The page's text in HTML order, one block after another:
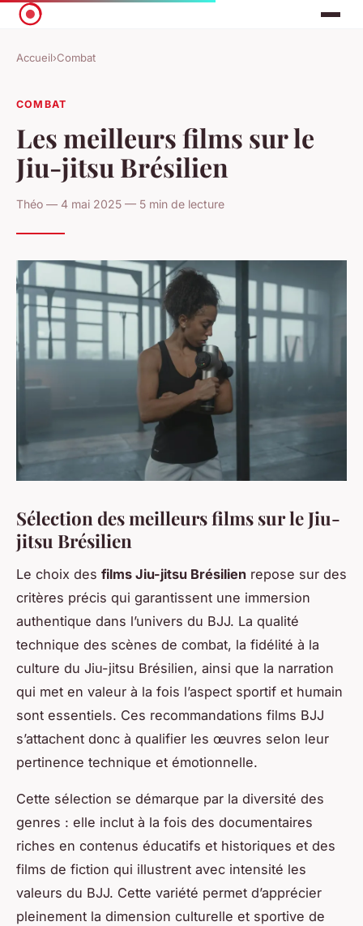
Accueil›Combat
COMBAT
Les meilleurs films sur le
Jiu-jitsu Brésilien
Théo — 4 mai 2025 — 5 min de lecture
Sélection des meilleurs films sur le Jiu-
jitsu Brésilien
Le choix des films Jiu-jitsu Brésilien repose sur des
critères précis qui garantissent une immersion
authentique dans l’univers du BJJ. La qualité
technique des scènes de combat, la fidélité à la
culture du Jiu-jitsu Brésilien, ainsi que la narration
qui met en valeur à la fois l’aspect sportif et humain
sont essentiels. Ces recommandations films BJJ
s’attachent donc à qualifier les œuvres selon leur
pertinence technique et émotionnelle.
Cette sélection se démarque par la diversité des
genres : elle inclut à la fois des documentaires
riches en contenus éducatifs et historiques et des
films de fiction qui illustrent avec intensité les
valeurs du BJJ. Cette variété permet d’apprécier
pleinement la dimension culturelle et sportive de